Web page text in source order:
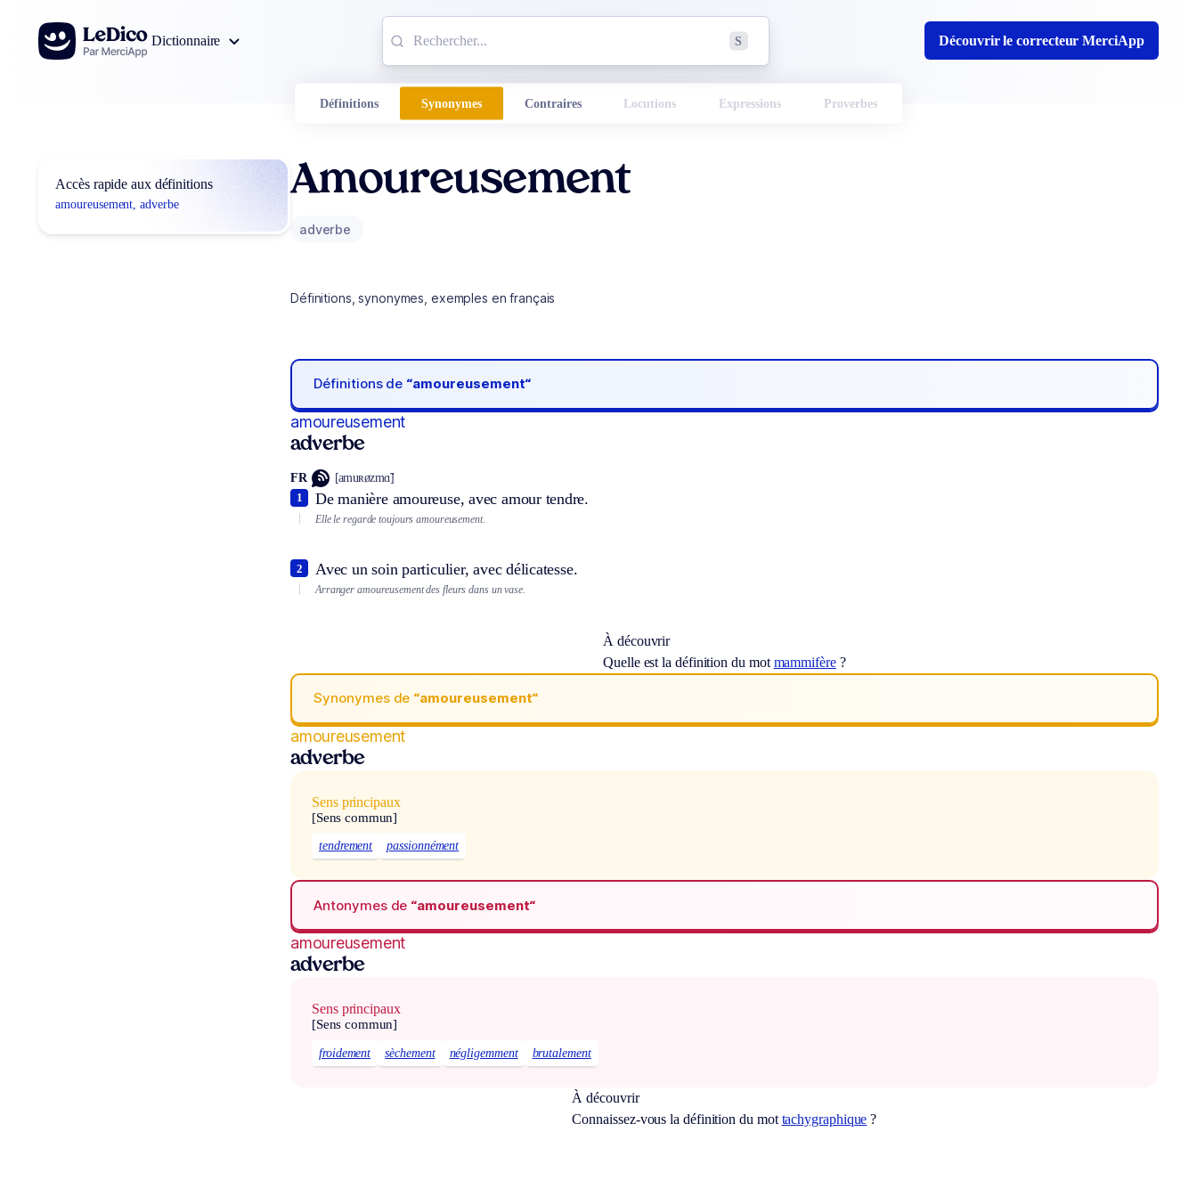
Aller au contenu
Dictionnaire
S Découvrir le correcteur MerciApp
Définitions Synonymes Contraires Locutions Expressions Proverbes
Accès rapide aux définitions
amoureusement, adverbe
Amoureusement
adverbe
Définitions, synonymes, exemples en français
Définitions de “amoureusement“
amoureusement
adverbe
FR [amuʀøzmɑ̃]
De manière amoureuse, avec amour tendre.
1
Elle le regarde toujours amoureusement.
Avec un soin particulier, avec délicatesse.
2
Arranger amoureusement des fleurs dans un vase.
À découvrir
Quelle est la définition du mot mammifère?
Synonymes de “amoureusement“
amoureusement
adverbe
Sens principaux
[Sens commun]
tendrement passionnément
Antonymes de “amoureusement“
amoureusement
adverbe
Sens principaux
[Sens commun]
froidement sèchement négligemment brutalement
À découvrir
Connaissez-vous la définition du mot tachygraphique ?